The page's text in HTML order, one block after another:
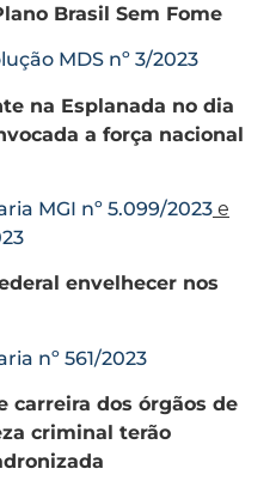
Brasil Sem Fome
MDS nº 3/2023
na Esplanada no dia
a força nacional
MGI nº 5.099/2023 e
envelhecer nos
nº 561/2023
carreira dos órgãos de
criminal terão